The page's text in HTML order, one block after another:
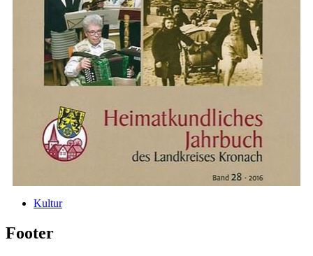
Kultur
Footer